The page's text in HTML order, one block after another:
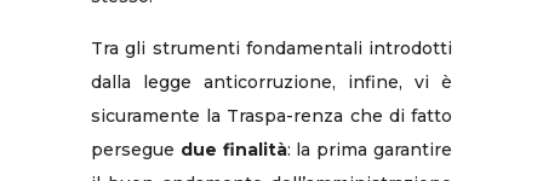
Tra gli strumenti fondamentali introdotti
dalla legge anticorruzione, infine, vi è
sicuramente la Traspa-renza che di fatto
persegue due finalità: la prima garantire